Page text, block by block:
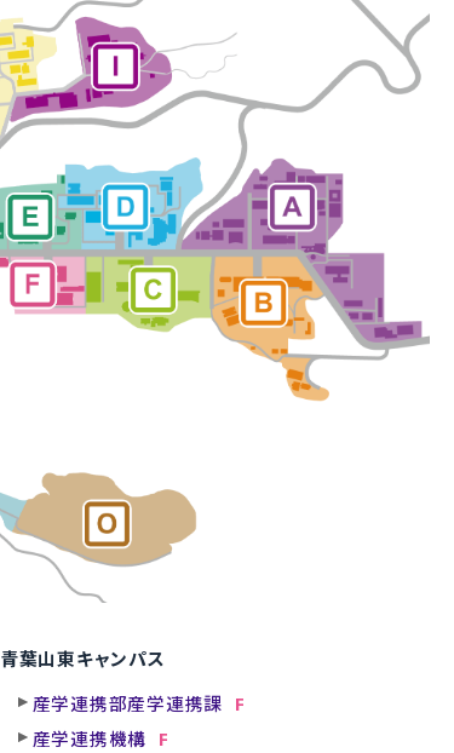
青葉山東キャンパス
産学連携部産学連携課 F
産学連携機構 F